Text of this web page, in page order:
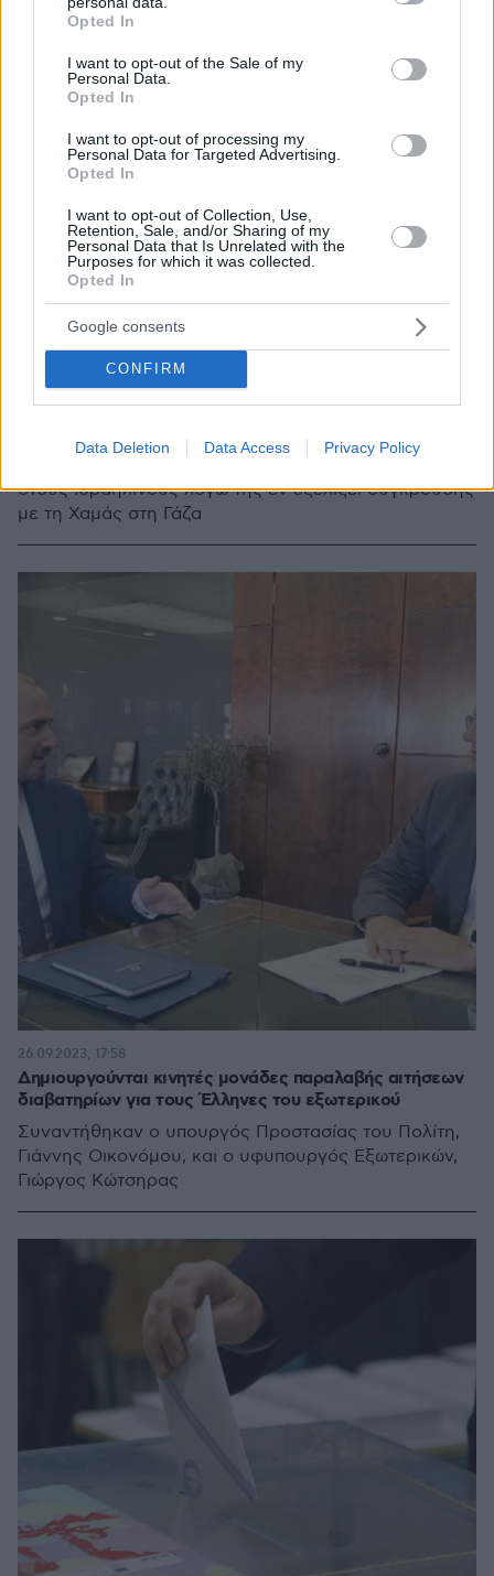
grant or deny consent to Google and its third-party tags to
use your data for below specified purposes in below Google
consent section.
Opted In
I want to opt-out of the Sale of my
Personal Data.
Opted In
I want to opt-out of processing my
Personal Data for Targeted Advertising.
Opted In
I want to opt-out of Collection, Use,
Retention, Sale, and/or Sharing of my
Personal Data that Is Unrelated with the
Purposes for which it was collected.
Opted In
Google consents
CONFIRM
Data Deletion Data Access Privacy Policy
Το Ισραήλ καλεί τους πολίτες του να ξανασκεφτούν τα
ταξίδια στο εξωτερικό
στους Ισραηλινούς λόγω της εν εξελίξει σύγκρουσης
με τη Χαμάς στη Γάζα
03.11.2023, 18:35 3
Δημιουργούνται κινητές μονάδες παραλαβής αιτήσεων
διαβατηρίων για τους Έλληνες του εξωτερικού
Συναντήθηκαν ο υπουργός Προστασίας του Πολίτη,
Γιάννης Οικονόμου, και ο υφυπουργός Εξωτερικών,
Γιώργος Κώτσηρας
26.09.2023, 17:58